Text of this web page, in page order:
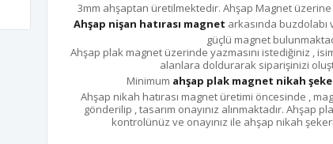
3mm ahşaptan üretilmektedir. Ahşap Magnet üzerine
Ahşap nişan hatırası magnet arkasında
güçlü magnet
Ahşap plak magnet üzerinde yazmasını istediğiniz ,
alanlara doldurarak siparişinizi
Minimum ahşap plak magnet nikah
Ahşap nikah hatırası magnet üretimi öncesinde ,
gönderilip , tasarım onayınız alınmaktadır. Ahşap
kontrolünüz ve onayınız ile ahşap nikah